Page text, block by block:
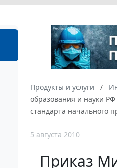
Продукты и услуги
образования и науки РФ
стандарта начального
5 августа 2010
Приказ